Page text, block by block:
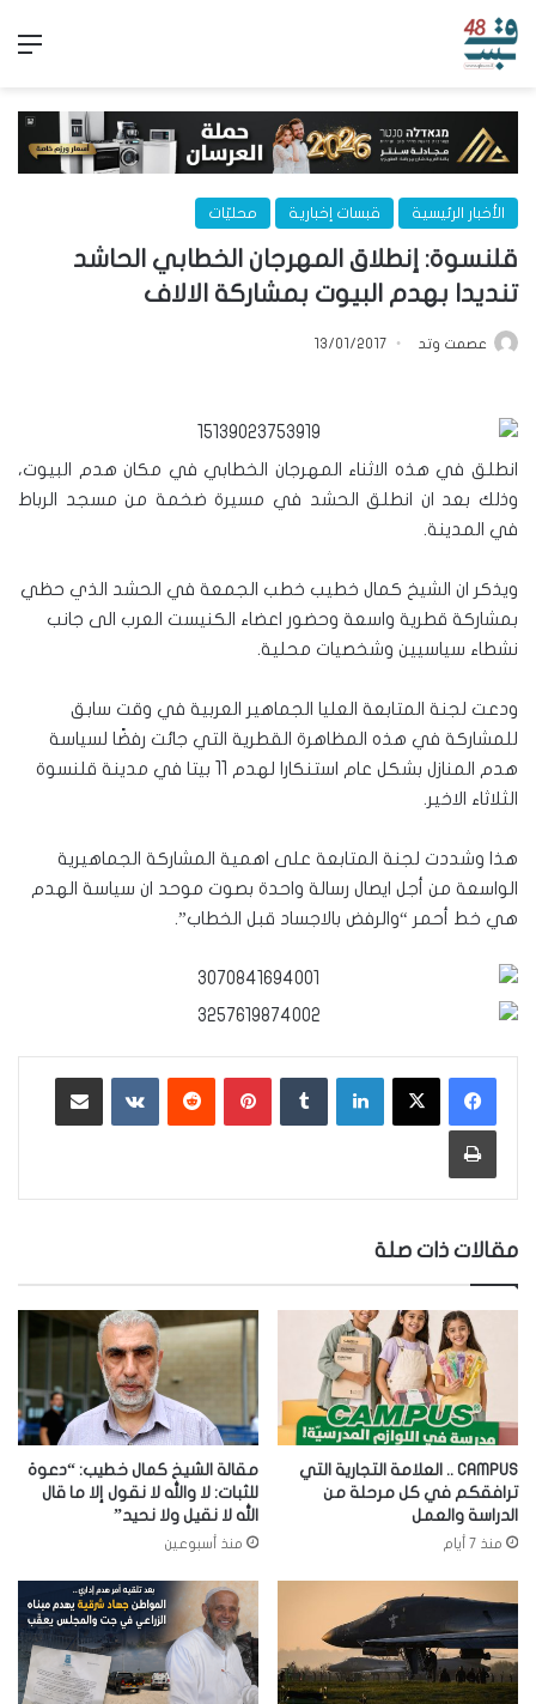
الأخبار الرئيسية قبسات إخبارية محليّات
قلنسوة: إنطلاق المهرجان الخطابي الحاشد
تنديدا بهدم البيوت بمشاركة الالاف
عصمت وتد 13/01/2017
انطلق في هذه الاثناء المهرجان الخطابي في مكان هدم البيوت،
وذلك بعد ان انطلق الحشد في مسيرة ضخمة من مسجد الرباط
في المدينة.
ويذكر ان الشيخ كمال خطيب خطب الجمعة في الحشد الذي حظي
بمشاركة قطرية واسعة وحضور اعضاء الكنيست العرب الى جانب
نشطاء سياسيين وشخصيات محلية.
ودعت لجنة المتابعة العليا الجماهير العربية في وقت سابق
للمشاركة في هذه المظاهرة القطرية التي جائت رفضًا لسياسة
هدم المنازل بشكل عام استنكارا لهدم 11 بيتا في مدينة قلنسوة
الثلاثاء الاخير.
هذا وشددت لجنة المتابعة على اهمية المشاركة الجماهيرية
الواسعة من أجل ايصال رسالة واحدة بصوت موحد ان سياسة الهدم
هي خط أحمر “والرفض بالاجساد قبل الخطاب”.
لينكدإن بينتيريست ‏VKontakte
طباعة
مقالات ذات صلة
CAMPUS .. العلامة التجارية التي
ترافقكم في كل مرحلة من
الدراسة والعمل
منذ 7 أيام
مقالة الشيخ كمال خطيب: “دعوة
للثبات: لا والله لا نقول إلا ما قال
الله لا نقيل ولا نحيد”
منذ أسبوعين